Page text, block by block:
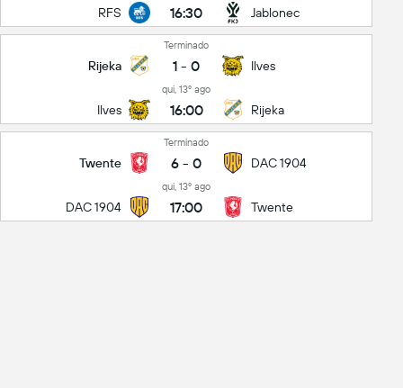
RFS 16:30 Jablonec
Rijeka
Terminado
1 - 0 Ilves
Ilves
qui, 13º ago
16:00 Rijeka
Twente
Terminado
6 - 0 DAC 1904
DAC 1904
qui, 13º ago
17:00 Twente